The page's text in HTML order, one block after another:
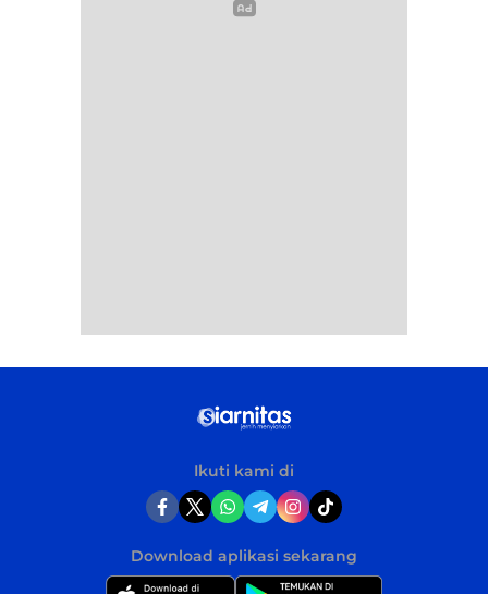
Ikuti kami di
Download aplikasi sekarang